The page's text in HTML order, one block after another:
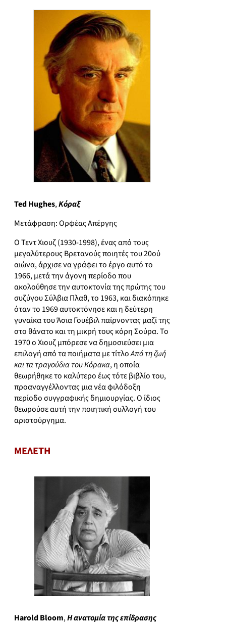
Ted Hughes,Κόραξ
Μετάφραση: Ορφέας Απέργης
Ο Τεντ Χιουζ (1930-1998), ένας από τους
μεγαλύτερους Βρετανούς ποιητές του 20ού
αιώνα, άρχισε να γράφει το έργο αυτό το
1966, μετά την άγονη περίοδο που
ακολούθησε την αυτοκτονία της πρώτης του
συζύγου Σύλβια Πλαθ, το 1963, και διακόπηκε
όταν το 1969 αυτοκτόνησε και η δεύτερη
γυναίκα του Άσια Γουέβιλ παίρνοντας μαζί της
στο θάνατο και τη μικρή τους κόρη Σούρα. Το
1970 ο Χιουζ μπόρεσε να δημοσιεύσει μια
επιλογή από τα ποιήματα με τίτλοΑπό τη ζωή
και τα τραγούδια του Κόρακα, η οποία
θεωρήθηκε το καλύτερο έως τότε βιβλίο του,
προαναγγέλλοντας μια νέα φιλόδοξη
περίοδο συγγραφικής δημιουργίας. Ο ίδιος
θεωρούσε αυτή την ποιητική συλλογή του
αριστούργημα.
ΜΕΛΕΤΗ
Harold Bloom,Η ανατομία της επίδρασης